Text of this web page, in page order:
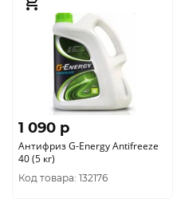
1 090 p
Антифриз G-Energy Antifreeze
40 (5 кг)
Код товара: 132176